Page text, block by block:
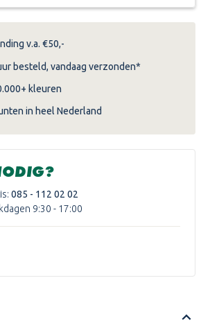
v.a. €50,-
besteld, vandaag verzonden*
kleuren
in heel Nederland
085 - 112 02 02
9:30 - 17:00